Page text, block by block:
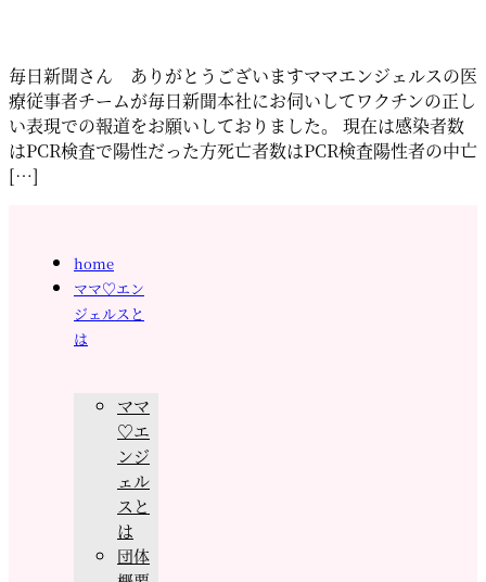
毎日新聞さん ありがとうございますママエンジェルスの医
療従事者チームが毎日新聞本社にお伺いしてワクチンの正し
い表現での報道をお願いしておりました。 現在は感染者数
はPCR検査で陽性だった方死亡者数はPCR検査陽性者の中亡
[…]
home
ママ♡エン
ジェルスと
は
ママ
♡エ
ンジ
ェル
スと
は
団体